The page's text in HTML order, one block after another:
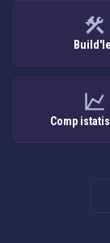
Comp